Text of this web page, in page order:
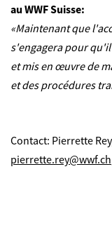
au WWF Suisse:
«Maintenant que
s'engagera pour
et mis en œuvre de
et des procédures
Contact: Pierrette
pierrette.rey@wwf.ch